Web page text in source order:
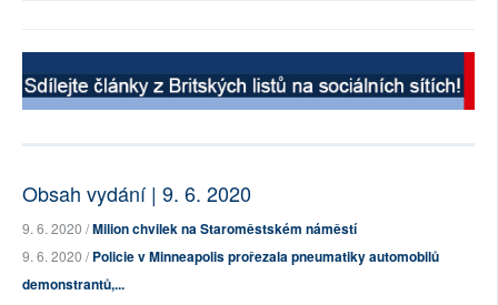
Obsah vydání | 9. 6. 2020
9. 6. 2020 /Milion chvilek na Staroměstském náměstí
9. 6. 2020 /Policie v Minneapolis prořezala pneumatiky automobilů
demonstrantů,...